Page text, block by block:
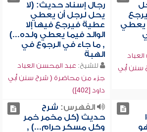
يعطي
سنن أبي
رجال إسناد حديث: (لا
يحل لرجل أن يعطي
عطية فيرجع فيها إلا
الوالد فيما يعطي ولده...)
, ما جاء في الرجوع في
الهبة
للشيخ: عبد المحسن العباد
جزء من محاضرة ( شرح سنن أبي
داود [402])
الفهرس: شرح
حديث (كل مخمر خمر
وكل مسكر حرام...) ,